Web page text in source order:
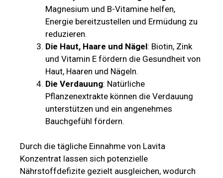
Magnesium und B-Vitamine helfen,
Energie bereitzustellen und Ermüdung zu
reduzieren.
Die Haut, Haare und Nägel: Biotin, Zink
und Vitamin E fördern die Gesundheit von
Haut, Haaren und Nägeln.
Die Verdauung: Natürliche
Pflanzenextrakte können die Verdauung
unterstützen und ein angenehmes
Bauchgefühl fördern.
Durch die tägliche Einnahme von Lavita
Konzentrat lassen sich potenzielle
Nährstoffdefizite gezielt ausgleichen, wodurch